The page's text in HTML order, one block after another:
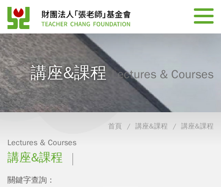
講座&課程 Lectures & Courses
首頁 講座&課程 講座&課程
Lectures & Courses
講座&課程
關鍵字查詢：